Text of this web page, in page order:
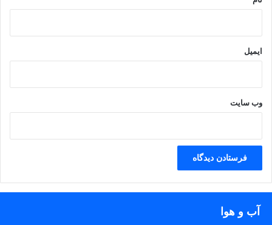
ایمیل
وب‌ سایت
آب و هوا